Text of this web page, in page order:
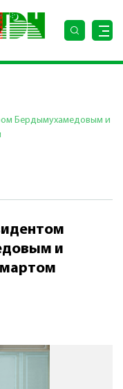
Бердымухамедовым и
и